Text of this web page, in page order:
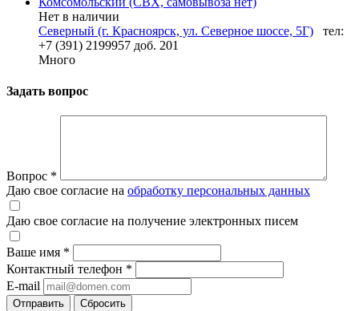
Нет в наличии
Северный (г. Красноярск, ул. Северное шоссе, 5Г)
тел:
+7 (391) 2199957 доб. 201
Много
Задать вопрос
Вопрос *
Даю свое согласие на обработку персональных данных
Даю свое согласие на получение электронных писем
Ваше имя *
Контактный телефон *
E-mail
Отправить Сбросить